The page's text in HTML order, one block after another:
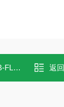
返